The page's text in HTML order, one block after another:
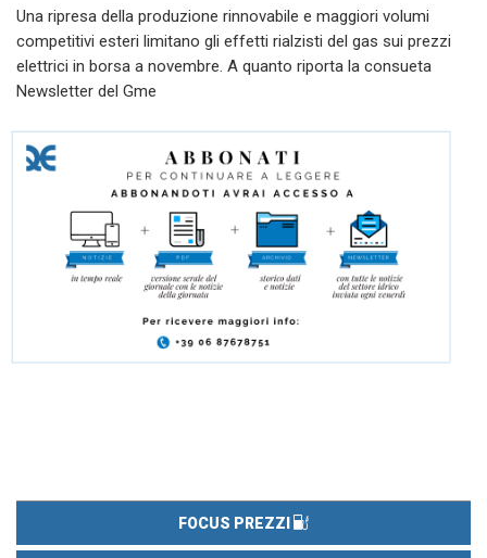
Una ripresa della produzione rinnovabile e maggiori volumi
competitivi esteri limitano gli effetti rialzisti del gas sui prezzi
elettrici in borsa a novembre. A quanto riporta la consueta
Newsletter del Gme
FOCUS PREZZI